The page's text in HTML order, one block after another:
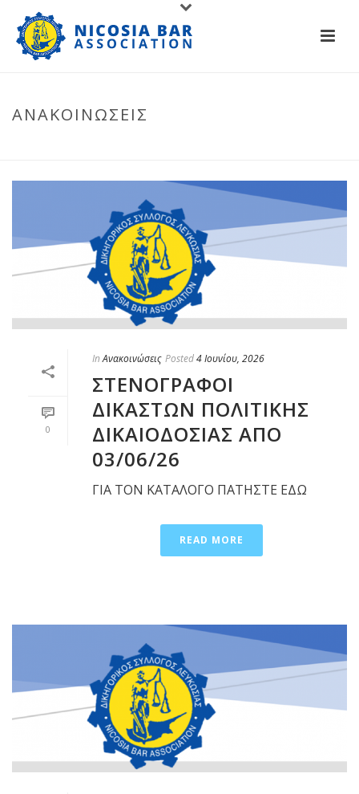
ΑΝΑΚΟΙΝΏΣΕΙΣ
0
In Ανακοινώσεις Posted4 Ιουνίου, 2026
ΣΤΕΝΟΓΡΑΦΟΙ
ΔΙΚΑΣΤΩΝ ΠΟΛΙΤΙΚΗΣ
ΔΙΚΑΙΟΔΟΣΙΑΣ ΑΠΟ
03/06/26
ΓΙΑ ΤΟΝ ΚΑΤΑΛΟΓΟ ΠΑΤΗΣΤΕ ΕΔΩ
READ MORE